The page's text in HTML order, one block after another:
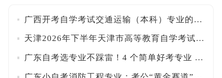
广西开考自学考试交通运输（本科）专业的公告
天津2026年下半年天津市高等教育自学考试专业一览表
广东自考选专业不踩雷！4 个简单好考专业 + 科目搭配方案